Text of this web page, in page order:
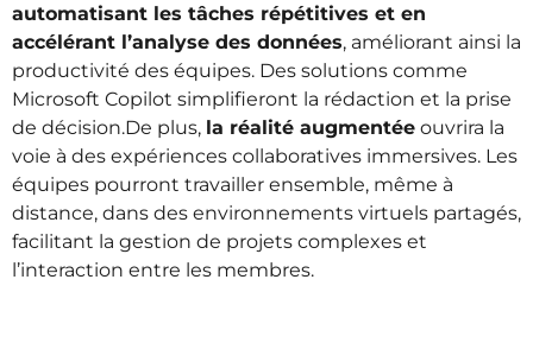
automatisant les tâches répétitives et en
accélérant l’analyse des données, améliorant ainsi la
productivité des équipes. Des solutions comme
Microsoft Copilot simplifieront la rédaction et la prise
de décision.De plus, la réalité augmentée ouvrira la
voie à des expériences collaboratives immersives. Les
équipes pourront travailler ensemble, même à
distance, dans des environnements virtuels partagés,
facilitant la gestion de projets complexes et
l’interaction entre les membres.